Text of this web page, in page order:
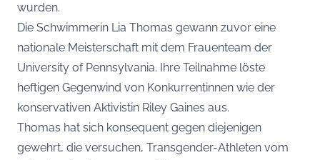
wurden.
Die Schwimmerin Lia Thomas gewann zuvor eine
nationale Meisterschaft mit dem Frauenteam der
University of Pennsylvania. Ihre Teilnahme löste
heftigen Gegenwind von Konkurrentinnen wie der
konservativen Aktivistin Riley Gaines aus.
Thomas hat sich konsequent gegen diejenigen
gewehrt, die versuchen, Transgender-Athleten vom